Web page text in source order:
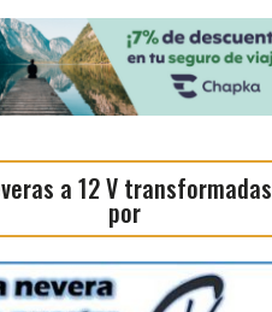
a 12 V transformadas
por